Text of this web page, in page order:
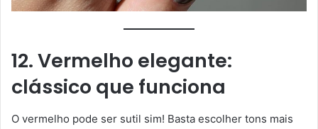
12. Vermelho elegante:
clássico que funciona
O vermelho pode ser sutil sim! Basta escolher tons mais